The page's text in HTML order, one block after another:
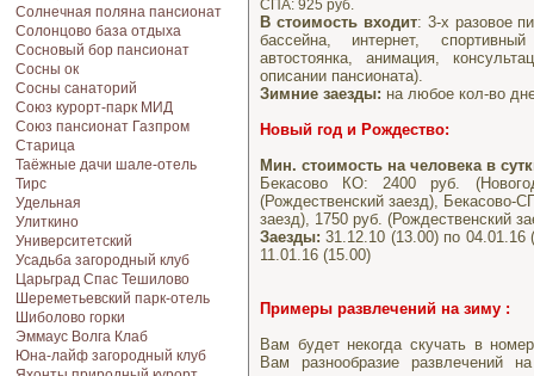
Солнечная поляна пансионат
Солонцово база отдыха
Сосновый бор пансионат
Сосны ок
Сосны санаторий
Союз курорт-парк МИД
Союз пансионат Газпром
Старица
Таёжные дачи шале-отель
Тирс
Удельная
Улиткино
Университетский
Усадьба загородный клуб
Царьград Спас Тешилово
Шереметьевский парк-отель
Шиболово горки
Эммаус Волга Клаб
Юна-лайф загородный клуб
СПА: 925 руб.
В стоимость входит: 3-х разовое
бассейна, интернет,
автостоянка, анимация,
описании пансионата).
Зимние заезды: на любое кол-во
Новый год и Рождество:
Мин. стоимость на человека в
Бекасово КО: 2400 руб.
(Рождественский заезд), Бекасово-
заезд), 1750 руб. (Рождественский
Заезды: 31.12.10 (13.00) по 04.01.16
11.01.16 (15.00)
Примеры развлечений на зиму :
Вам будет некогда скучать в
Вам разнообразие развлечений